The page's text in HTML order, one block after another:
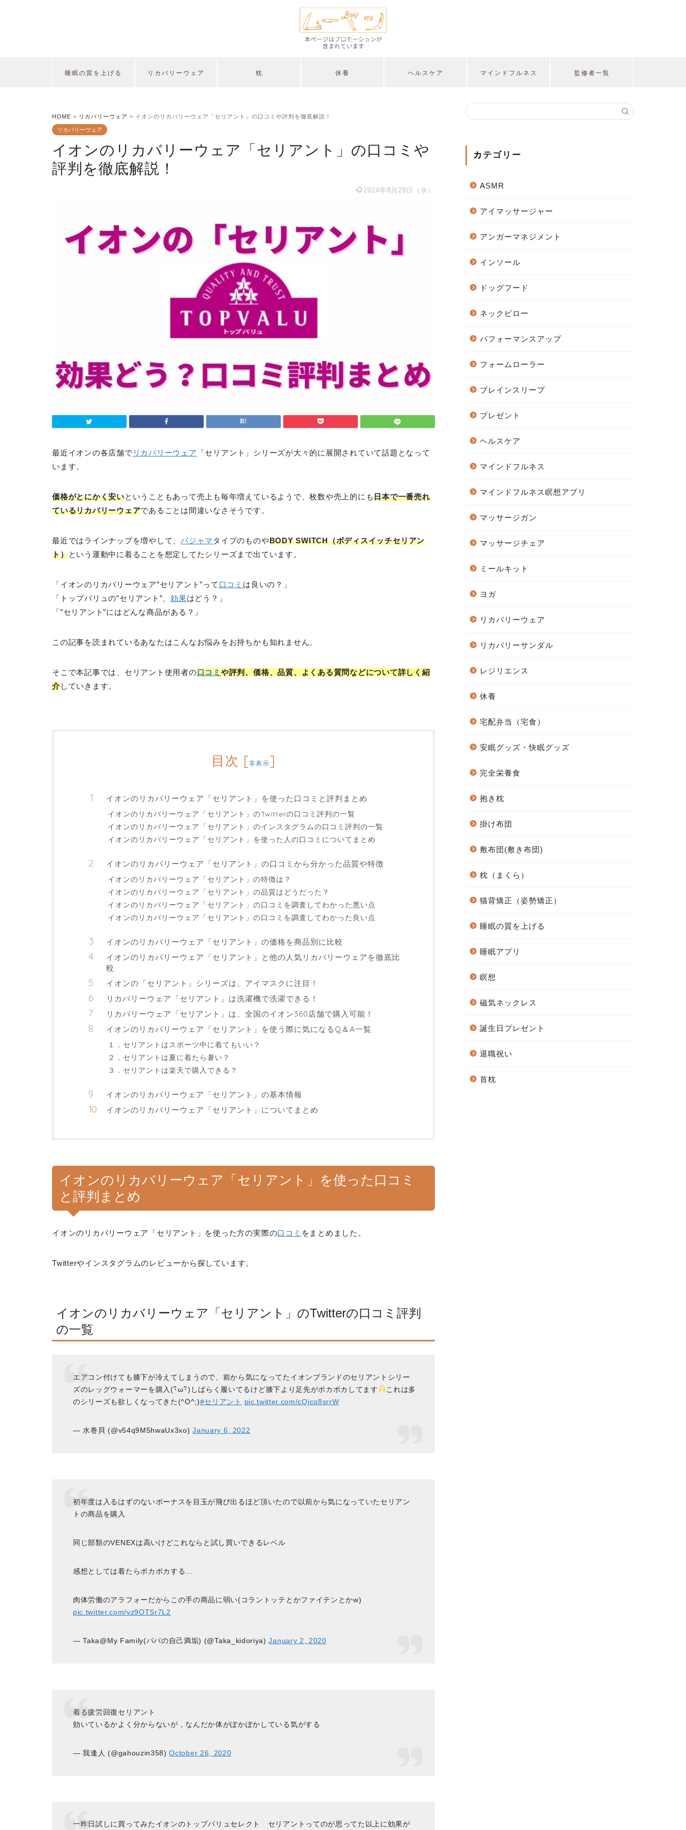
睡眠の質を上げる リカバリーウェア 枕 休養 ヘルスケア マインドフルネス 監修者一覧
HOME > リカバリーウェア > イオンのリカバリーウェア「セリアント」の口コミや評判を徹底解説！
リカバリーウェア
イオンのリカバリーウェア「セリアント」の口コミや
評判を徹底解説！
2024年8月28日（水）
最近イオンの各店舗で リカバリーウェア
「セリアント」シリーズが大々的に展開されていて話題となって
います。
価格がとにかく安いということもあって売上も毎年増えているようで、枚数や売上的にも日本で一番売れ
ているリカバリーウェアであることは間違いなさそうです。
最近ではラインナップを増やして、パジャマ タイプのものやBODY SWITCH（ボディスイッチセリアン
ト）という運動中に着ることを想定してたシリーズまで出ています。
「イオンのリカバリーウェア”セリアント”って 口コミ は良いの？」
「トップバリュの”セリアント”、効果はどう？」
「”セリアント”にはどんな商品がある？」
この記事を読まれているあなたはこんなお悩みをお持ちかも知れません。
そこで本記事では、セリアント使用者の口コミ や評判、価格、品質、よくある質問などについて詳しく紹
介していきます。
目次 [非表示]
イオンのリカバリーウェア「セリアント」を使った口コミと評判まとめ
イオンのリカバリーウェア「セリアント」のTwitterの口コミ評判の一覧
イオンのリカバリーウェア「セリアント」のインスタグラムの口コミ評判の一覧
イオンのリカバリーウェア「セリアント」を使った人の口コミについてまとめ
イオンのリカバリーウェア「セリアント」の口コミから分かった品質や特徴
イオンのリカバリーウェア「セリアント」の特徴は？
イオンのリカバリーウェア「セリアント」の品質はどうだった？
イオンのリカバリーウェア「セリアント」の口コミを調査してわかった悪い点
イオンのリカバリーウェア「セリアント」の口コミを調査してわかった良い点
イオンのリカバリーウェア「セリアント」の価格を商品別に比較
イオンのリカバリーウェア「セリアント」と他の人気リカバリーウェアを徹底比
較
イオンの「セリアント」シリーズは、アイマスクに注目！
リカバリーウェア「セリアント」は洗濯機で洗濯できる！
リカバリーウェア「セリアント」は、全国のイオン360店舗で購入可能！
イオンのリカバリーウェア「セリアント」を使う際に気になるQ＆A一覧
１．セリアントはスポーツ中に着てもいい？
２．セリアントは夏に着たら暑い？
３．セリアントは楽天で購入できる？
イオンのリカバリーウェア「セリアント」の基本情報
イオンのリカバリーウェア「セリアント」についてまとめ
イオンのリカバリーウェア「セリアント」を使った口コミ
と評判まとめ
イオンのリカバリーウェア「セリアント」を使った方の実際の口コミ をまとめました。
Twitterやインスタグラムのレビューから探しています。
イオンのリカバリーウェア「セリアント」のTwitterの口コミ評判
の一覧
エアコン付けても膝下が冷えてしまうので、前から気になってたイオンブランドのセリアントシリー
ズのレッグウォーマーを購入(･ิω･ิ)しばらく履いてるけど膝下より足先がボカポカしてます
これは多
のシリーズも欲しくなってきた(^O^;)#セリアント pic.twitter.com/cQjcq8srrW
— 水巻貝 (@v54q9M5hwaUx3xo)January 6, 2022
初年度は入るはずのないボーナスを目玉が飛び出るほど頂いたので以前から気になっていたセリアン
トの商品を購入
同じ部類のVENEXは高いけどこれならと試し買いできるレベル
感想としては着たらポカポカする…
肉体労働のアラフォーだからこの手の商品に弱い(コラントッテとかファイテンとかw)
pic.twitter.com/vz9OTSr7L2
— Taka@My Family(パパの自己満垢) (@Taka_kidoriya)January 2, 2020
着る疲労回復セリアント
効いているかよく分からないが，なんだか体がぽかぽかしている気がする
— 我逢人 (@gahouzin358)October 26, 2020
一昨日試しに買ってみたイオンのトップバリュセレクト セリアントってのが思ってた以上に効果が
カテゴリー
ASMR
アイマッサージャー
アンガーマネジメント
インソール
ドッグフード
ネックピロー
パフォーマンスアップ
フォームローラー
ブレインスリープ
プレゼント
ヘルスケア
マインドフルネス
マインドフルネス瞑想アプリ
マッサージガン
マッサージチェア
ミールキット
ヨガ
リカバリーウェア
リカバリーサンダル
レジリエンス
休養
宅配弁当（宅食）
安眠グッズ・快眠グッズ
完全栄養食
抱き枕
掛け布団
敷布団(敷き布団)
枕（まくら）
猫背矯正（姿勢矯正）
睡眠の質を上げる
睡眠アプリ
瞑想
磁気ネックレス
誕生日プレゼント
退職祝い
首枕